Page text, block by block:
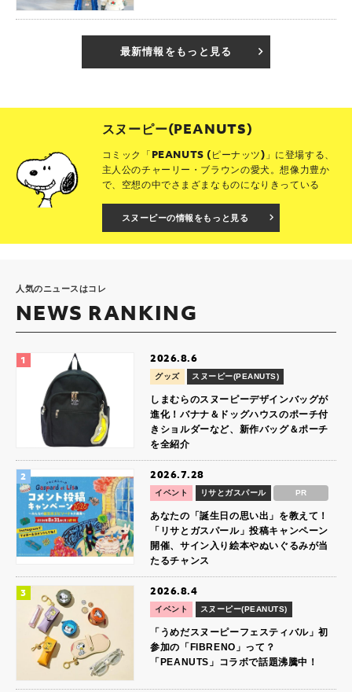
最新情報をもっと見る
スヌーピー(PEANUTS)
コミック「PEANUTS (ピーナッツ)」に登場する、
主人公のチャーリー・ブラウンの愛犬。想像力豊か
で、空想の中でさまざまなものになりきっている
スヌーピーの情報をもっと見る
人気のニュースはコレ
NEWS RANKING
2026.8.6
グッズ スヌーピー(PEANUTS)
しまむらのスヌーピーデザインバッグが
進化！バナナ＆ドッグハウスのポーチ付
きショルダーなど、新作バッグ＆ポーチ
を全紹介
2026.7.28
イベント リサとガスパール PR
あなたの「誕生日の思い出」を教えて！
「リサとガスパール」投稿キャンペーン
開催、サイン入り絵本やぬいぐるみが当
たるチャンス
2026.8.4
イベント スヌーピー(PEANUTS)
「うめだスヌーピーフェスティバル」初
参加の「FIBRENO」って？
「PEANUTS」コラボで話題沸騰中！